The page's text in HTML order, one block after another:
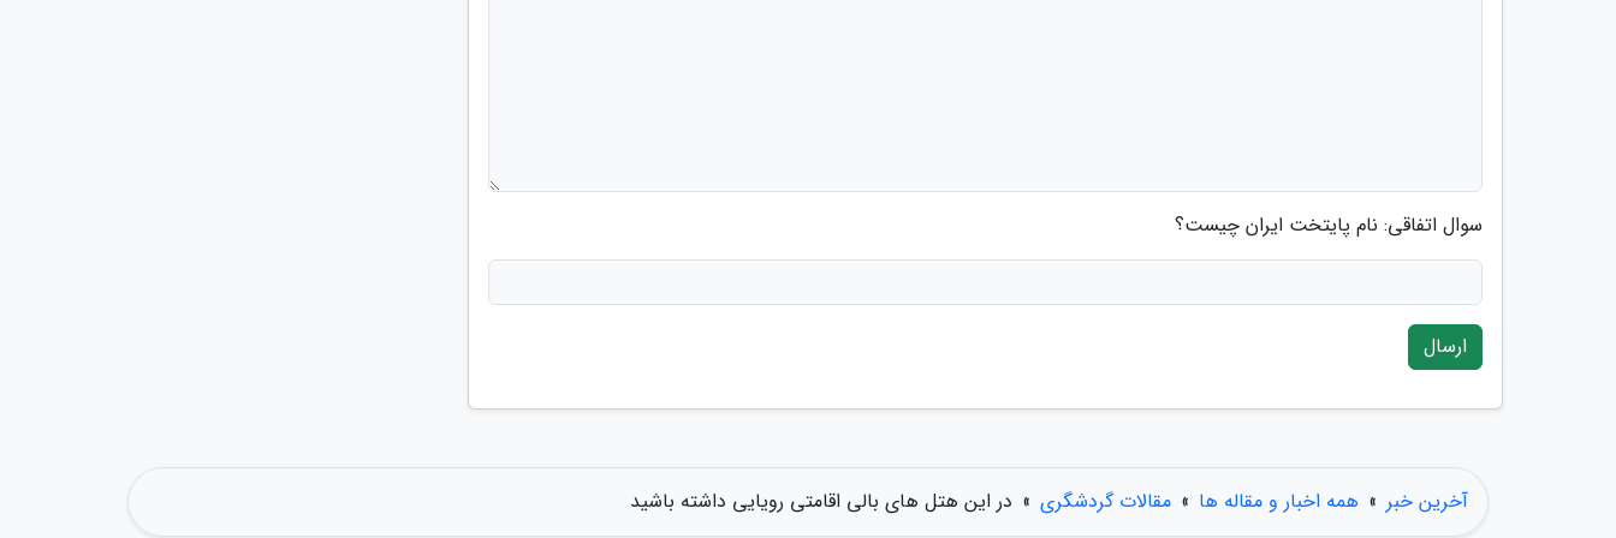
سوال اتفاقی: نام پایتخت ایران چیست؟
ارسال
آخرین خبر » همه اخبار و مقاله ها » مقالات گردشگری » در این هتل های بالی اقامتی رویایی داشته باشید